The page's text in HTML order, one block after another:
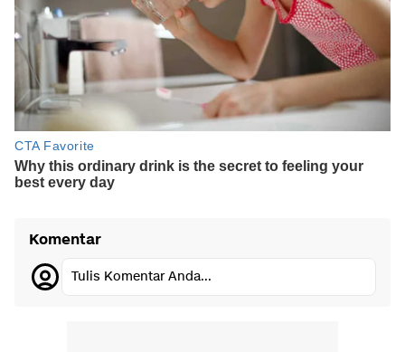
Komentar
Tulis Komentar Anda...